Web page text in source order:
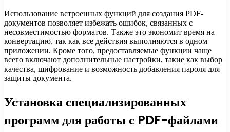
Использование встроенных функций для создания PDF-
документов позволяет избежать ошибок, связанных с
несовместимостью форматов. Также это экономит время на
конвертацию, так как все действия выполняются в одном
приложении. Кроме того, предоставляемые функции чаще
всего включают дополнительные настройки, такие как выбор
качества, шифрование и возможность добавления пароля для
защиты документа.
Установка специализированных
программ для работы с PDF-файлами